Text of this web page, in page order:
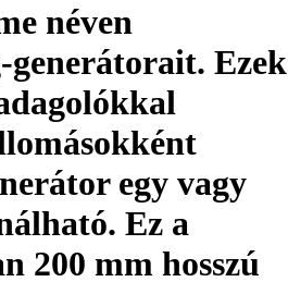
néven
generátorait. Ezek
egy vagy
Ez a
200 mm hosszú